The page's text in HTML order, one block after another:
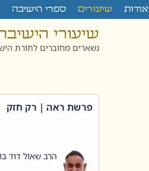
אודות שיעורים ספרי הישיבה
שיעורי
נשארים מחוברים לתורת
פרשת ראה | רק חזק
הרב שאול דוד